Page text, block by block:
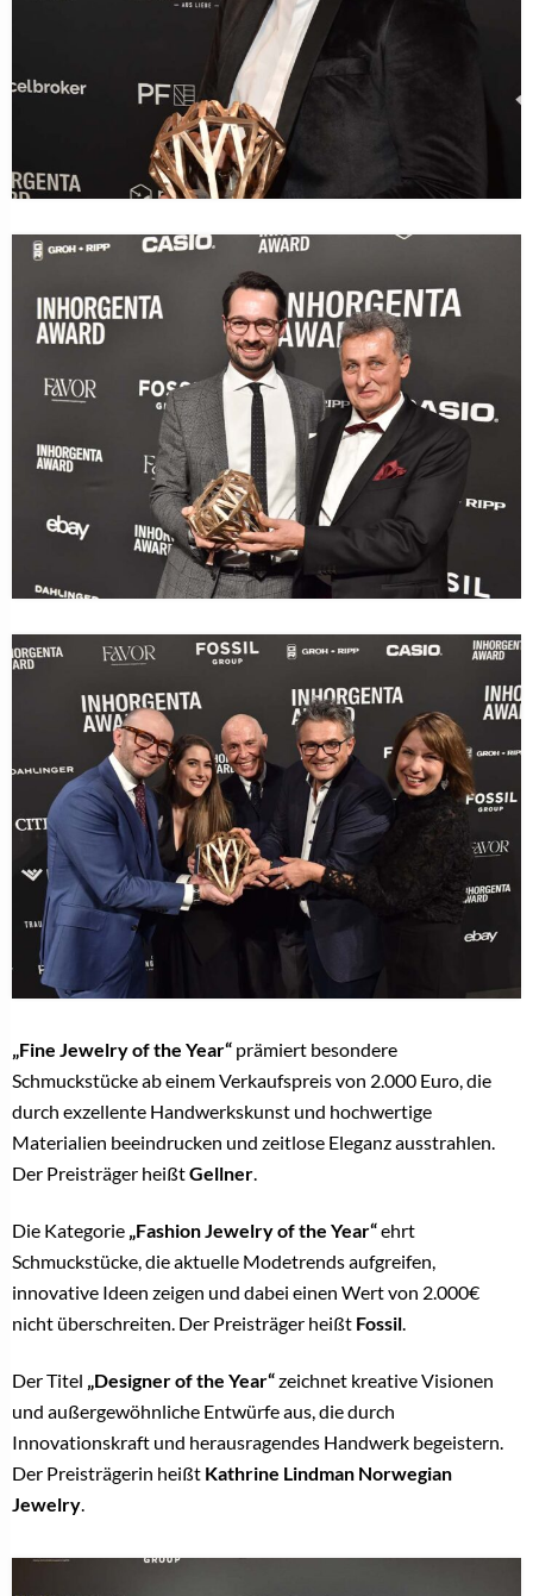
„Fine Jewelry of the Year“ prämiert besondere
Schmuckstücke ab einem Verkaufspreis von 2.000 Euro, die
durch exzellente Handwerkskunst und hochwertige
Materialien beeindrucken und zeitlose Eleganz ausstrahlen.
Der Preisträger heißtGellner.
Die Kategorie „Fashion Jewelry of the Year“ehrt
Schmuckstücke, die aktuelle Modetrends aufgreifen,
innovative Ideen zeigen und dabei einen Wert von 2.000€
nicht überschreiten. Der Preisträger heißt Fossil.
Der Titel „Designer of the Year“zeichnet kreative Visionen
und außergewöhnliche Entwürfe aus, die durch
Innovationskraft und herausragendes Handwerk begeistern.
Der Preisträgerin heißt Kathrine Lindman Norwegian
Jewelry.